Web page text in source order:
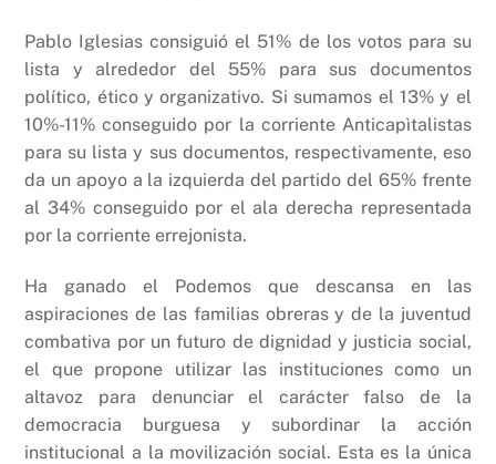
Pablo Iglesias consiguió el 51% de los votos para su
lista y alrededor del 55% para sus documentos
político, ético y organizativo. Si sumamos el 13% y el
10%-11% conseguido por la corriente Anticapìtalistas
para su lista y sus documentos, respectivamente, eso
da un apoyo a la izquierda del partido del 65% frente
al 34% conseguido por el ala derecha representada
por la corriente errejonista.
Ha ganado el Podemos que descansa en las
aspiraciones de las familias obreras y de la juventud
combativa por un futuro de dignidad y justicia social,
el que propone utilizar las instituciones como un
altavoz para denunciar el carácter falso de la
democracia burguesa y subordinar la acción
institucional a la movilización social. Esta es la única